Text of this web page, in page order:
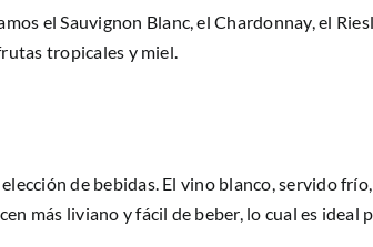
el Sauvignon Blanc, el Chardonnay, el
tropicales y miel.
de bebidas. El vino blanco, servido
más liviano y fácil de beber, lo cual es